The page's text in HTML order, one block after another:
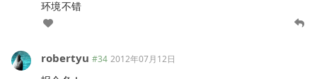
环境不错
robertyu #34 2012年07月12日